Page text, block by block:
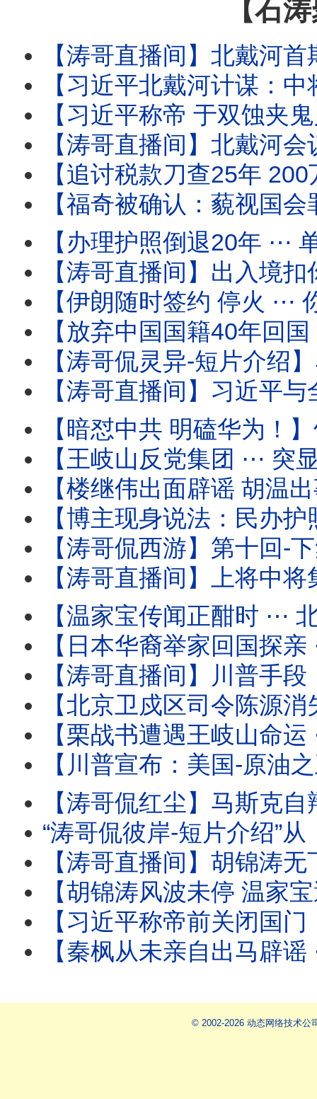
【石
【涛哥直播间】北戴河首期要务：中将上位
【习近平北戴河计谋：中将治军 张又侠五中全会祭旗】中少将补缺
【习近平称帝 于双蚀夹鬼月 ⋯ 借妖魂江泽民百年纪念！】8月17
【涛哥直播间】北戴河会议撞上“双蚀夹鬼月”！天津大爆炸日撞上“日
【追讨税款刀查25年 200万富豪鬼节噩梦！】境外使用微博
【福奇被确认：藐视国会罪成立！】参议院
【办理护照倒退20年 ⋯ 单位介绍信！】人-税双杀瞬
【涛哥直播间】出入境扣你6个月至3年
【伊朗随时签约 停火 ⋯ 你信吗？】油
【放弃中国国籍40年回国 深圳出境 被海关审查
【涛哥侃灵异-短片介绍】马斯克的特异功能：灵魂与肉身
【涛哥直播间】习近平与全军将领-死对头！军中无龙
【暗怼中共 明磕华为！】竹知了 ⋯ 哇哇
【王岐山反党集团 ⋯ 突显网路！】胡锦涛举家
【楼继伟出面辟谣 胡温出事儿传闻 ⋯ 撼动了谁？】北戴河会议
【博主现身说法：民办护照开卡！】警察开始追讨户
【涛哥侃西游】第十回-下集：二将军宫门镇鬼 唐太宗地府还魂 ⋯ 阴曹
【涛哥直播间】上将中将集体缺席建军99
【温家宝传闻正酣时 ⋯ 北戴河会议开始！】与将军
【日本华裔举家回国探亲 ⋯ 离境登机时被抓！】信不
【涛哥直播间】川普手段：再次撤回对伊朗
【北京卫戍区司令陈源消失 ⋯ 胡温传闻骤起！】受命于蔡奇 保护习
【栗战书遭遇王岐山命运 ⋯ 习近平曾庆红联手：称帝必
【川普宣布：美国-原油之王 】炸烂对手与停火等待
【涛哥侃红尘】马斯克自辩：心无怨恨 伤
“涛哥侃彼岸-短片介绍”从《本能》翘腿女神到1%生死危
【涛哥直播间】胡锦涛无下文 ⋯ 习近平钓鱼可能有多大？
【胡锦涛风波未停 温家宝遭满门抄斩！】习近平联手曾庆
【习近平称帝前关闭国门：进出境新规！】中共国
【秦枫从未亲自出马辟谣 ⋯ 辟谣论皆假借他人之手！ 】更传秦枫帐号被
© 2002-2026 动态网络技术公